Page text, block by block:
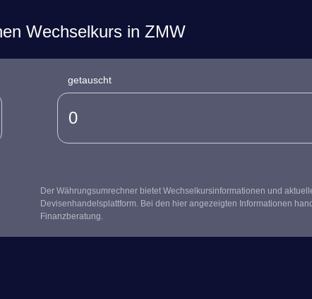
Wechselkurs in ZMW
getauscht
Der Währungsumrechner bietet Wechselkursinformationen und
Devisenhandelsplattform. Bei den hier angezeigten Informationen
Finanzberatung.